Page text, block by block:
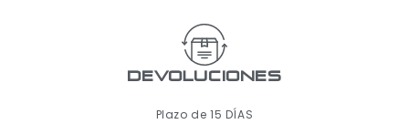
Devoluciones
Plazo de 15 DÍAS